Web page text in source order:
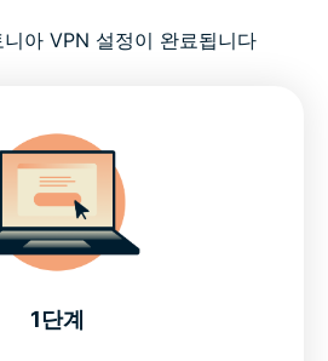
아 VPN 설정이 완료됩니다
1단계